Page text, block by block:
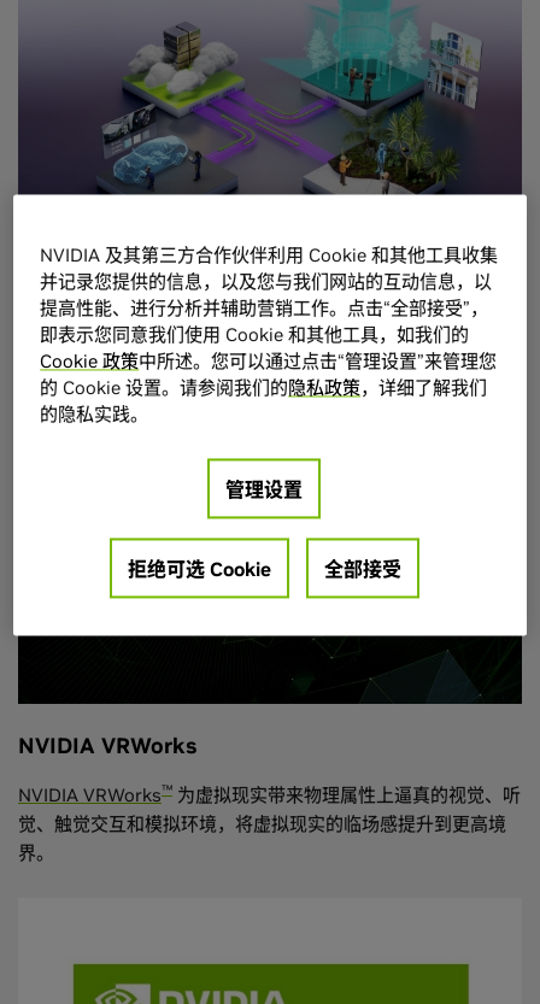
NVIDIA CloudXR
NVIDIA CloudXR™是基于 NVIDIA RTX 技术的突破性创新，可
基于 5G 和 Wi-Fi 网络提供虚拟现实 (VR) 和增强现实 (AR)。
NVIDIA VRWorks
NVIDIA VRWorks™ 为虚拟现实带来物理属性上逼真的视觉、听
觉、触觉交互和模拟环境，将虚拟现实的临场感提升到更高境
界。
NVIDIA 及其第三方合作伙伴利用 Cookie 和其他工具收集
并记录您提供的信息，以及您与我们网站的互动信息，以
提高性能、进行分析并辅助营销工作。点击“全部接受”，
即表示您同意我们使用 Cookie 和其他工具，如我们的
Cookie 政策中所述。您可以通过点击“管理设置”来管理您
的 Cookie 设置。请参阅我们的隐私政策，详细了解我们
的隐私实践。
管理设置
拒绝可选 Cookie 全部接受